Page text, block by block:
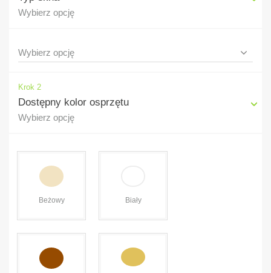
Wybierz opcję
Krok 2
Dostępny kolor osprzętu
Wybierz opcję
Beżowy Biały